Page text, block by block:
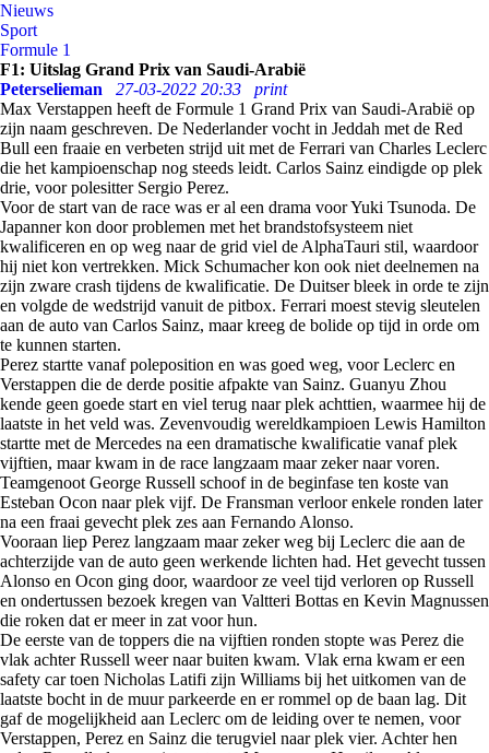
Nieuws
Sport
Formule 1
F1: Uitslag Grand Prix van Saudi-Arabië
Peterselieman
27-03-2022 20:33
print
Max Verstappen heeft de Formule 1 Grand Prix van Saudi-Arabië op
zijn naam geschreven. De Nederlander vocht in Jeddah met de Red
Bull een fraaie en verbeten strijd uit met de Ferrari van Charles Leclerc
die het kampioenschap nog steeds leidt. Carlos Sainz eindigde op plek
drie, voor polesitter Sergio Perez.
Voor de start van de race was er al een drama voor Yuki Tsunoda. De
Japanner kon door problemen met het brandstofsysteem niet
kwalificeren en op weg naar de grid viel de AlphaTauri stil, waardoor
hij niet kon vertrekken. Mick Schumacher kon ook niet deelnemen na
zijn zware crash tijdens de kwalificatie. De Duitser bleek in orde te zijn
en volgde de wedstrijd vanuit de pitbox. Ferrari moest stevig sleutelen
aan de auto van Carlos Sainz, maar kreeg de bolide op tijd in orde om
te kunnen starten.
Perez startte vanaf poleposition en was goed weg, voor Leclerc en
Verstappen die de derde positie afpakte van Sainz. Guanyu Zhou
kende geen goede start en viel terug naar plek achttien, waarmee hij de
laatste in het veld was. Zevenvoudig wereldkampioen Lewis Hamilton
startte met de Mercedes na een dramatische kwalificatie vanaf plek
vijftien, maar kwam in de race langzaam maar zeker naar voren.
Teamgenoot George Russell schoof in de beginfase ten koste van
Esteban Ocon naar plek vijf. De Fransman verloor enkele ronden later
na een fraai gevecht plek zes aan Fernando Alonso.
Vooraan liep Perez langzaam maar zeker weg bij Leclerc die aan de
achterzijde van de auto geen werkende lichten had. Het gevecht tussen
Alonso en Ocon ging door, waardoor ze veel tijd verloren op Russell
en ondertussen bezoek kregen van Valtteri Bottas en Kevin Magnussen
die roken dat er meer in zat voor hun.
De eerste van de toppers die na vijftien ronden stopte was Perez die
vlak achter Russell weer naar buiten kwam. Vlak erna kwam er een
safety car toen Nicholas Latifi zijn Williams bij het uitkomen van de
laatste bocht in de muur parkeerde en er rommel op de baan lag. Dit
gaf de mogelijkheid aan Leclerc om de leiding over te nemen, voor
Verstappen, Perez en Sainz die terugviel naar plek vier. Achter hen